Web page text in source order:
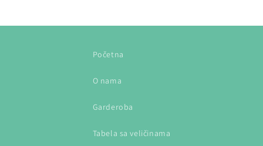
Početna
O nama
Garderoba
Tabela sa veličinama